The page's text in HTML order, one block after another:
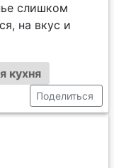
слишком
на вкус и
кухня
Поделиться